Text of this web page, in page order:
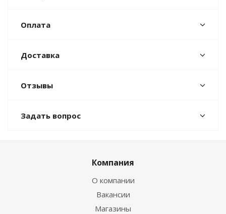
Оплата
Доставка
Отзывы
Задать вопрос
Компания
О компании
Вакансии
Магазины